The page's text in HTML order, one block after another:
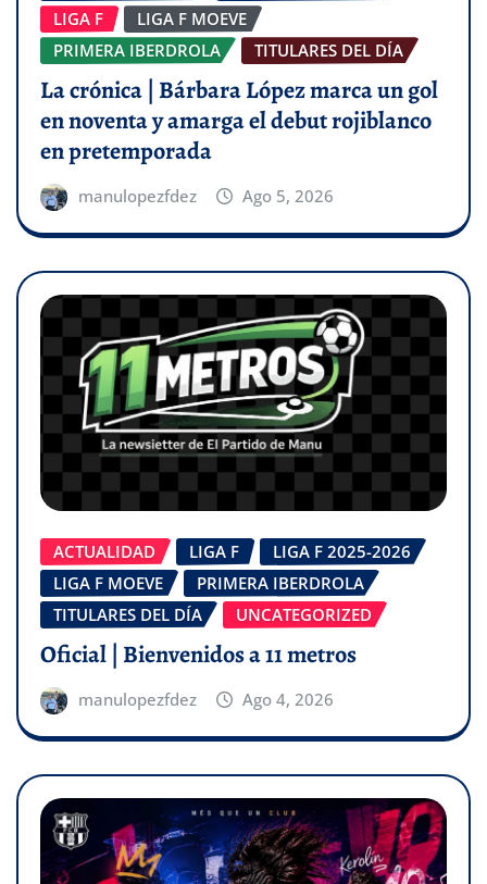
LIGA F
LIGA F MOEVE
PRIMERA IBERDROLA
TITULARES DEL DÍA
La crónica | Bárbara López marca un gol
en noventa y amarga el debut rojiblanco
en pretemporada
manulopezfdez Ago 5, 2026
ACTUALIDAD LIGA F
LIGA F 2025-2026
LIGA F MOEVE
PRIMERA IBERDROLA
TITULARES DEL DÍA
UNCATEGORIZED
Oficial | Bienvenidos a 11 metros
manulopezfdez Ago 4, 2026